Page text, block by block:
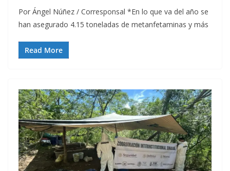
Por Ángel Núñez / Corresponsal *En lo que va del año se
han asegurado 4.15 toneladas de metanfetaminas y más
Read More